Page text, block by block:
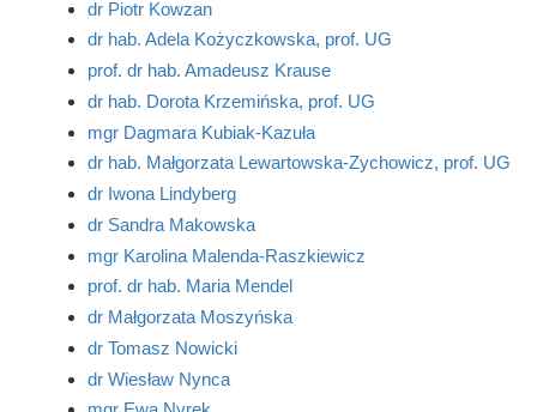
dr Piotr Kowzan
dr hab. Adela Kożyczkowska, prof. UG
prof. dr hab. Amadeusz Krause
dr hab. Dorota Krzemińska, prof. UG
mgr Dagmara Kubiak-Kazuła
dr hab. Małgorzata Lewartowska-Zychowicz, prof. UG
dr Iwona Lindyberg
dr Sandra Makowska
mgr Karolina Malenda-Raszkiewicz
prof. dr hab. Maria Mendel
dr Małgorzata Moszyńska
dr Tomasz Nowicki
dr Wiesław Nynca